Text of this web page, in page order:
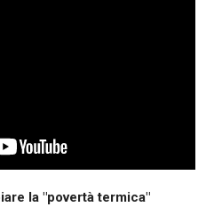
la "povertà termica"